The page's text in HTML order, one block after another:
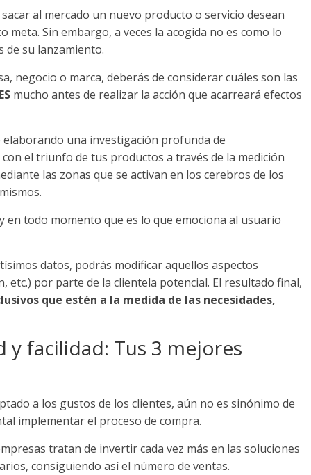
al mercado un nuevo producto o servicio desean
Sin embargo, a veces la acogida no es como lo
de su lanzamiento.
negocio o marca, deberás de considerar cuáles son las
mucho antes de realizar la acción que acarreará efectos
una investigación profunda de
el triunfo de tus productos a través de la medición
las zonas que se activan en los cerebros de los
todo momento que es lo que emociona al usuario
datos, podrás modificar aquellos aspectos
etc.) por parte de la clientela potencial. El resultado final,
que estén a la medida de las necesidades,
facilidad: Tus 3 mejores
a los gustos de los clientes, aún no es sinónimo de
implementar el proceso de compra.
tratan de invertir cada vez más en las soluciones
consiguiendo así el número de ventas.